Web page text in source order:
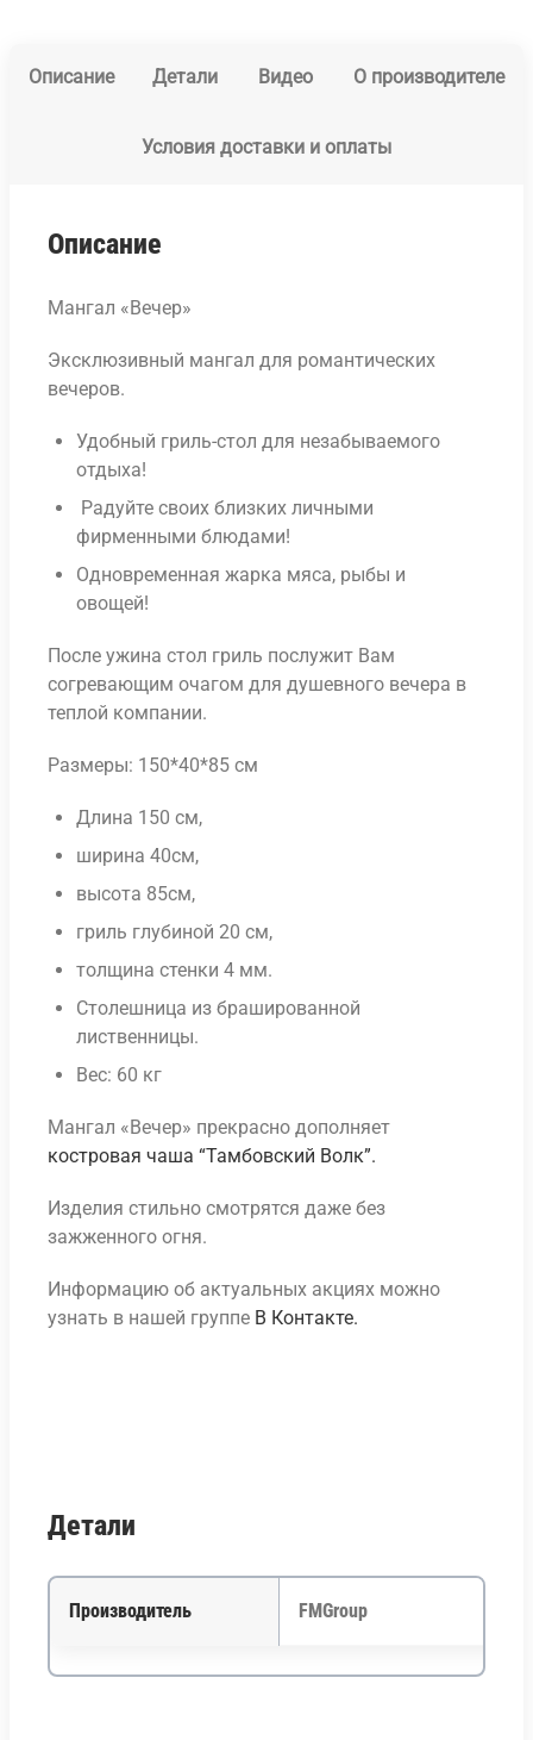
Описание Детали Видео О производителе
Условия доставки и оплаты
Описание
Мангал «Вечер»
Эксклюзивный мангал для романтических
вечеров.
Удобный гриль-стол для незабываемого
отдыха!
Радуйте своих близких личными
фирменными блюдами!
Одновременная жарка мяса, рыбы и
овощей!
После ужина стол гриль послужит Вам
согревающим очагом для душевного вечера в
теплой компании.
Размеры: 150*40*85 см
Длина 150 см,
ширина 40см,
высота 85см,
гриль глубиной 20 см,
толщина стенки 4 мм.
Столешница из брашированной
лиственницы.
Вес: 60 кг
Мангал «Вечер» прекрасно дополняет
костровая чаша “Тамбовский Волк”.
Изделия стильно смотрятся даже без
зажженного огня.
Информацию об актуальных акциях можно
узнать в нашей группе В Контакте.
Детали
Производитель FMGroup